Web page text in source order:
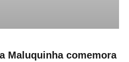
Maluquinha comemora